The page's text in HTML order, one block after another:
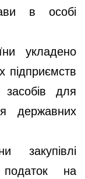
в особі
укладено
підприємств
для
державних
закупівлі
податок на